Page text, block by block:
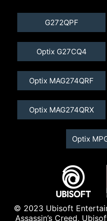
*Giao diện phần
chức năng sẽ có
phần mềm và kiểu
G272QPF
Optix G27CQ4
Optix MAG274QRF
Optix MAG274QRX
Optix
© 2023 Ubisoft
Assassin’s Creed,